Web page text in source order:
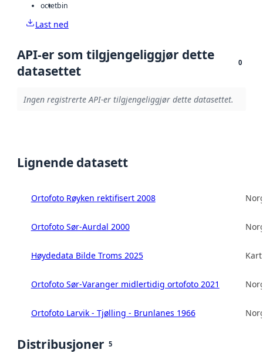
octetbin
Last ned
API-er som tilgjengeliggjør dette
datasettet
0
Ingen registrerte API-er tilgjengeliggjør dette datasettet.
Lignende datasett
Ortofoto Røyken rektifisert 2008
Ortofoto Sør-Aurdal 2000
Høydedata Bilde Troms 2025
Ortofoto Sør-Varanger midlertidig ortofoto 2021
Ortofoto Larvik - Tjølling - Brunlanes 1966
Distribusjoner 5